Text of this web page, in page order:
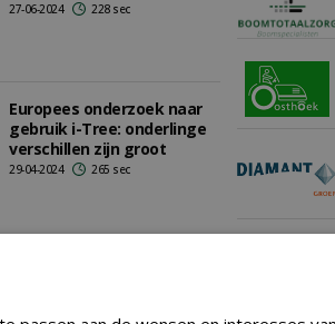
27-06-2024 228 sec
Europees onderzoek naar
gebruik i-Tree: onderlinge
verschillen zijn groot
29-04-2024 265 sec